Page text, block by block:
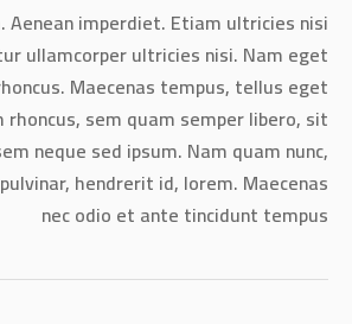
Aenean imperdiet. Etiam ultricies nisi
ullamcorper ultricies nisi. Nam eget
Maecenas tempus, tellus eget
rhoncus, sem quam semper libero, sit
neque sed ipsum. Nam quam nunc,
hendrerit id, lorem. Maecenas
nec odio et ante tincidunt tempus